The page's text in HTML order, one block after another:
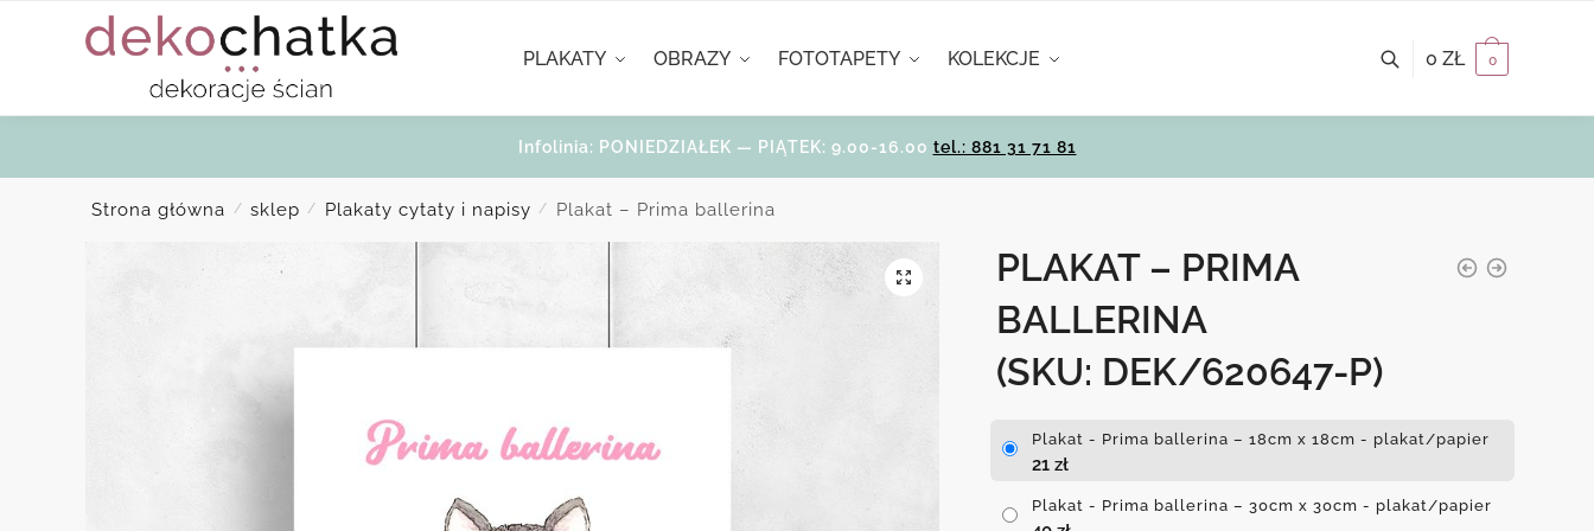
PLAKATY OBRAZY FOTOTAPETY KOLEKCJE 0 ZŁ 0
Infolinia: PONIEDZIAŁEK — PIĄTEK: 9.00-16.00 tel.: 881 31 71 81
Strona główna / sklep / Plakaty cytaty i napisy / Plakat – Prima ballerina
PLAKAT – PRIMA
BALLERINA
(SKU: DEK/620647-P)
Plakat - Prima ballerina – 18cm x 18cm - plakat/papier
21 zł
Plakat - Prima ballerina – 30cm x 30cm - plakat/papier